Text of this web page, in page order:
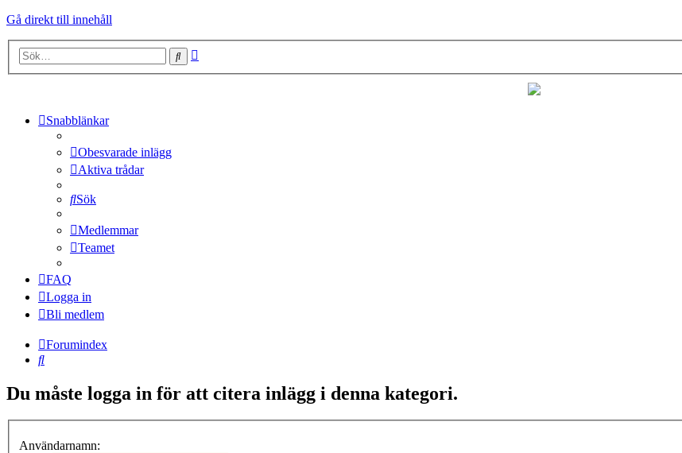
Gå direkt till innehåll
Sök
Snabblänkar
Obesvarade inlägg
Aktiva trådar
Sök
Medlemmar
Teamet
FAQ
Logga in
Bli medlem
Forumindex
Sök
Du måste logga in för att citera inlägg i denna kategori.
Användarnamn: